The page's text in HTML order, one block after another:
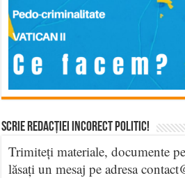
Scrie Redacției Incorect Politic!
Trimiteți materiale, documente
lăsați un mesaj pe adresa